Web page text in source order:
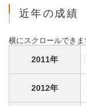
近年の成績
2011年
2012年